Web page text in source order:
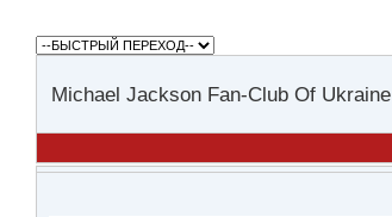
Michael Jackson Fan-Club Of Ukraine